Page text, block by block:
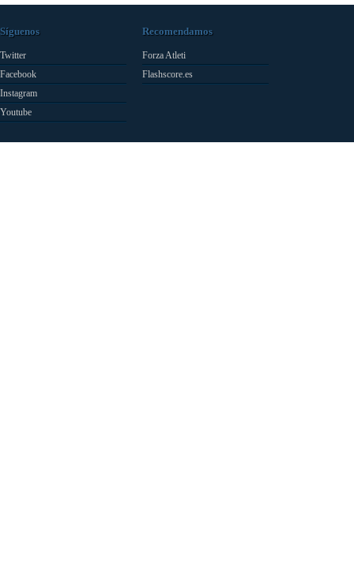
Síguenos
Twitter
Facebook
Instagram
Youtube
Recomendamos
Forza Atleti
Flashscore.es